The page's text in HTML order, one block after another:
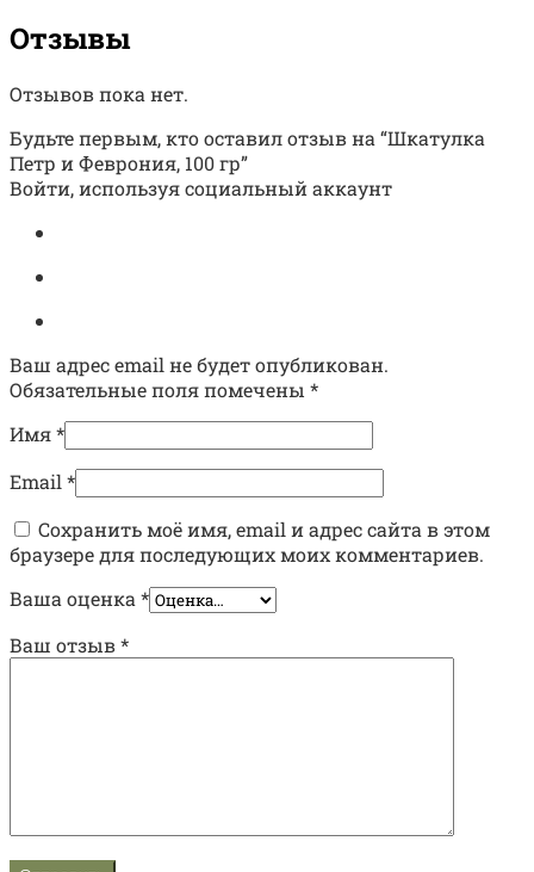
Отзывы
Отзывов пока нет.
Будьте первым, кто оставил отзыв на “Шкатулка
Петр и Феврония, 100 гр”
Войти, используя социальный аккаунт
Ваш адрес email не будет опубликован.
Обязательные поля помечены *
Имя*
Email *
Сохранить моё имя, email и адрес сайта в этом
браузере для последующих моих комментариев.
Ваша оценка *
Ваш отзыв*